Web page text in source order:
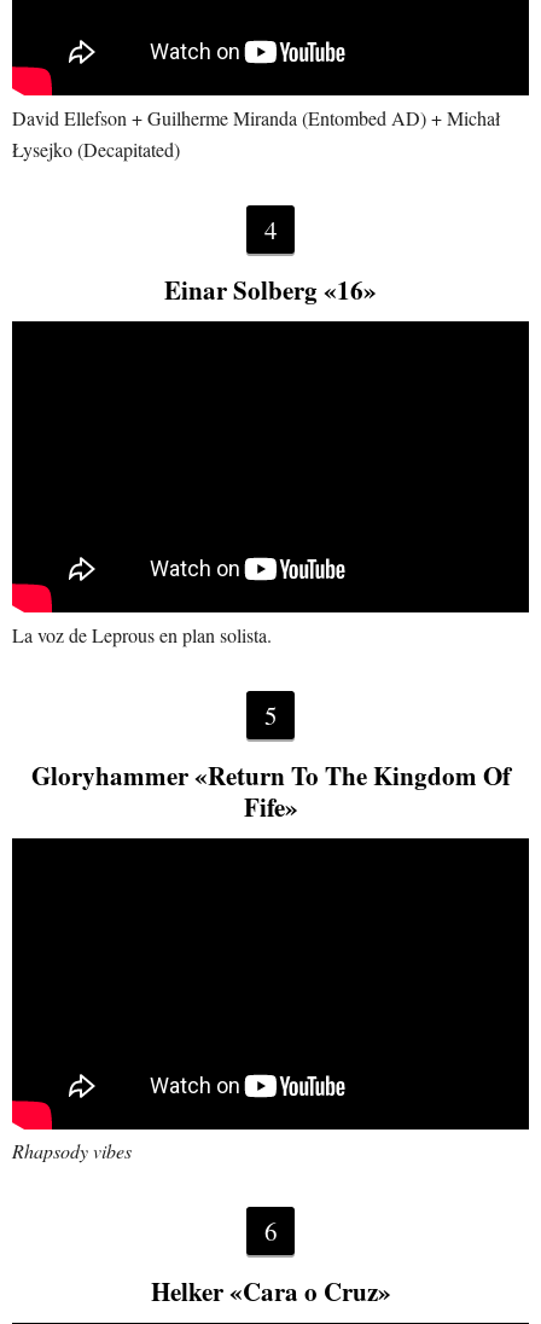
David Ellefson + Guilherme Miranda (Entombed AD) + Michał
Łysejko (Decapitated)
4
Einar Solberg «16»
La voz de Leprous en plan solista.
5
Gloryhammer «Return To The Kingdom Of
Fife»
Rhapsody vibes
6
Helker «Cara o Cruz»